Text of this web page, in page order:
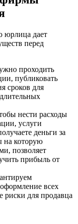
юрлица дает
перед
проходить
публиковать
сроков для
нести расходы
услуги
деньги за
на которую
позволяет
прибыль от
всех
риски для продавца